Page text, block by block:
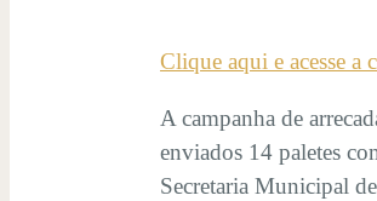
Clique aqui e acesse a
A campanha de
enviados 14 paletes
Secretaria Municipal